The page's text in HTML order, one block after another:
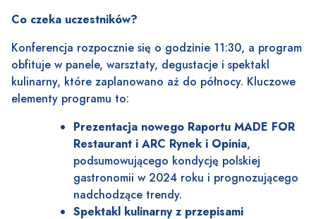
Co czeka uczestników?
Konferencja rozpocznie się o godzinie 11:30, a program
obfituje w panele, warsztaty, degustacje i spektakl
kulinarny, które zaplanowano aż do północy. Kluczowe
elementy programu to:
Prezentacja nowego Raportu MADE FOR
Restaurant i ARC Rynek i Opinia,
podsumowującego kondycję polskiej
gastronomii w 2024 roku i prognozującego
nadchodzące trendy.
Spektakl kulinarny z przepisami